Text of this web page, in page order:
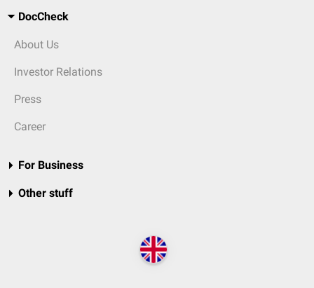
DocCheck
About Us
Investor Relations
Press
Career
For Business
Other stuff